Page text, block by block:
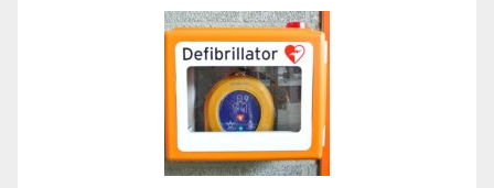
Rechner:
Von
Hardware
Online-
Tools